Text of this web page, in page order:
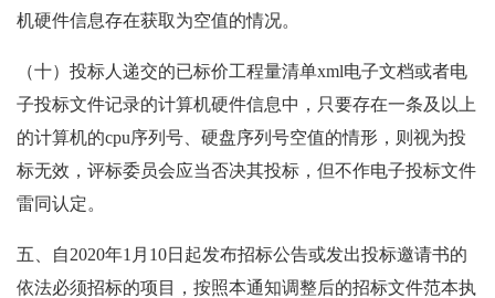
机硬件信息存在获取为空值的情况。
（十）投标人递交的已标价工程量清单xml电子文档或者电
子投标文件记录的计算机硬件信息中，只要存在一条及以上
的计算机的cpu序列号、硬盘序列号空值的情形，则视为投
标无效，评标委员会应当否决其投标，但不作电子投标文件
雷同认定。
五、自2020年1月10日起发布招标公告或发出投标邀请书的
依法必须招标的项目，按照本通知调整后的招标文件范本执